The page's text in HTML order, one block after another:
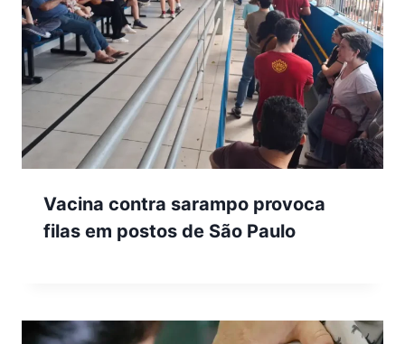
Vacina contra sarampo provoca
filas em postos de São Paulo